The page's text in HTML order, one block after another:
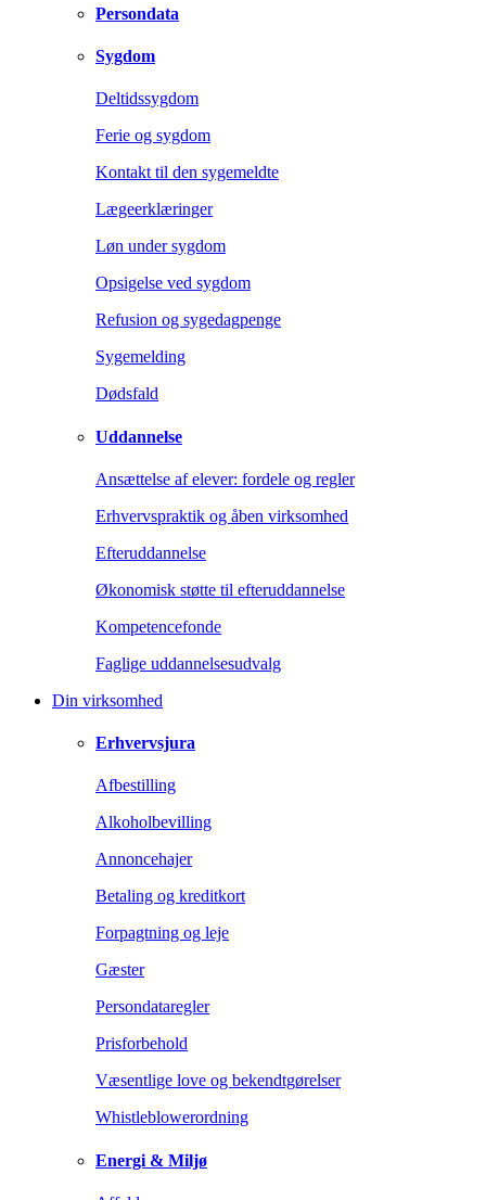
Persondata
Sygdom
Deltidssygdom
Ferie og sygdom
Kontakt til den sygemeldte
Lægeerklæringer
Løn under sygdom
Opsigelse ved sygdom
Refusion og sygedagpenge
Sygemelding
Dødsfald
Uddannelse
Ansættelse af elever: fordele og regler
Erhvervspraktik og åben virksomhed
Efteruddannelse
Økonomisk støtte til efteruddannelse
Kompetencefonde
Faglige uddannelsesudvalg
Din virksomhed
Erhvervsjura
Afbestilling
Alkoholbevilling
Annoncehajer
Betaling og kreditkort
Forpagtning og leje
Gæster
Persondataregler
Prisforbehold
Væsentlige love og bekendtgørelser
Whistleblowerordning
Energi & Miljø